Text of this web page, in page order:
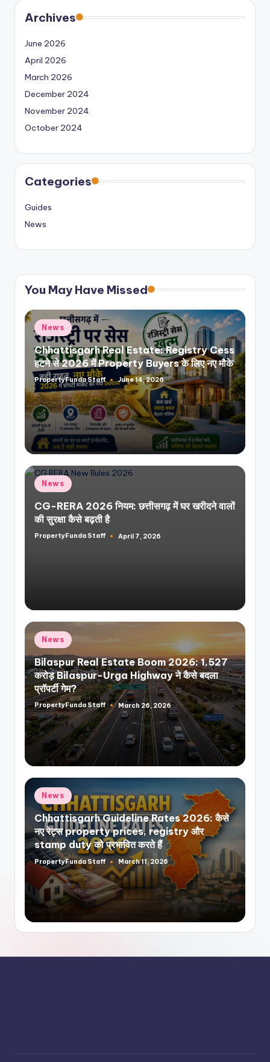
Archives
June 2026
April 2026
March 2026
December 2024
November 2024
October 2024
Categories
Guides
News
You May Have Missed
Posted
in
News
Chhattisgarh Real Estate: Registry Cess
हटने से 2026 में Property Buyers के लिए नए मौके
Posted
by
PropertyFunda Staff June 14, 2026
Posted
in
News
CG-RERA 2026 नियम: छत्तीसगढ़ में घर खरीदने वालों
की सुरक्षा कैसे बढ़ती है
Posted
PropertyFunda Staff April 7, 2026
Posted
in
News
Bilaspur Real Estate Boom 2026: 1,527
करोड़ Bilaspur-Urga Highway ने कैसे बदला
प्रॉपर्टी गेम?
Posted
by
PropertyFunda Staff March 26, 2026
Posted
in
News
Chhattisgarh Guideline Rates 2026: कैसे
नए रेट्स property prices, registry और
stamp duty को प्रभावित करते हैं
Posted
PropertyFunda Staff March 11, 2026